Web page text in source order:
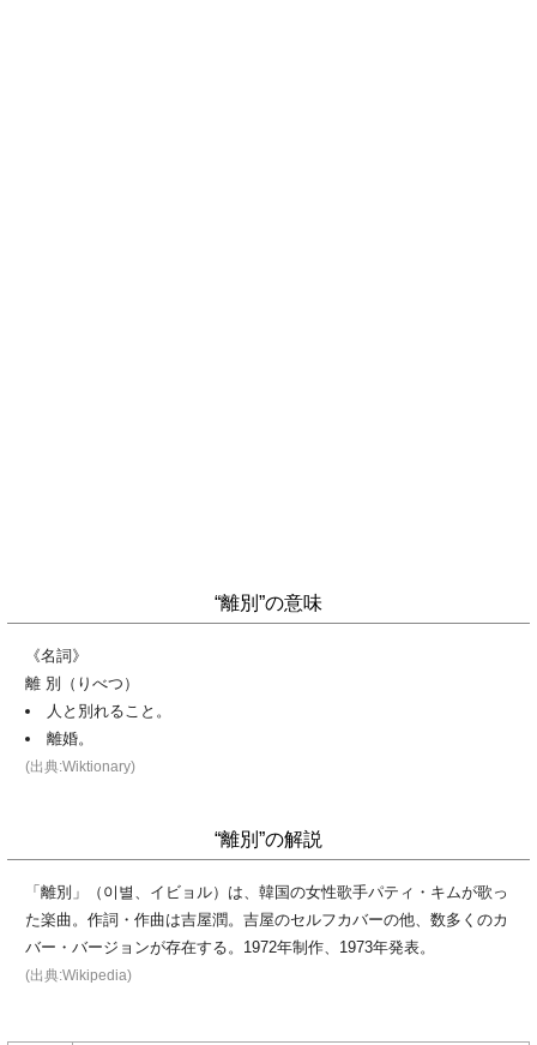
“離別”の意味
《名詞》
離 別（りべつ）
人と別れること。
離婚。
(出典:Wiktionary)
“離別”の解説
「離別」（이별、イビョル）は、韓国の女性歌手パティ・キムが歌っ
た楽曲。作詞・作曲は吉屋潤。吉屋のセルフカバーの他、数多くのカ
バー・バージョンが存在する。1972年制作、1973年発表。
(出典:Wikipedia)